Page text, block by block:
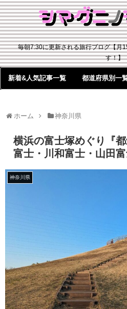
毎朝7:30に更新される旅行ブログ【月
す！】
新着&人気記事一覧 都道府県別一
ホーム 神奈川県
横浜の富士塚めぐり『
富士・川和富士・山田富
神奈川県